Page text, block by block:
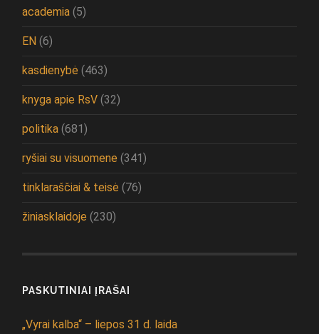
academia (5)
EN (6)
kasdienybė (463)
knyga apie RsV (32)
politika (681)
ryšiai su visuomene (341)
tinklaraščiai & teisė (76)
žiniasklaidoje (230)
PASKUTINIAI ĮRAŠAI
„Vyrai kalba“ – liepos 31 d. laida